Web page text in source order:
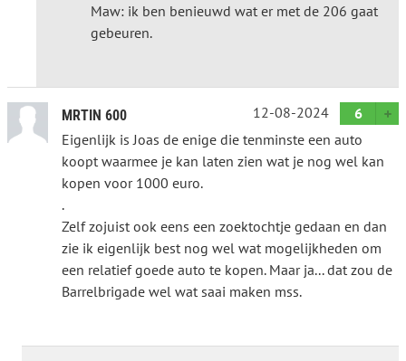
Maw: ik ben benieuwd wat er met de 206 gaat
gebeuren.
MRTIN 600 12-08-2024
6
Eigenlijk is Joas de enige die tenminste een auto
koopt waarmee je kan laten zien wat je nog wel kan
kopen voor 1000 euro.
.
Zelf zojuist ook eens een zoektochtje gedaan en dan
zie ik eigenlijk best nog wel wat mogelijkheden om
een relatief goede auto te kopen. Maar ja... dat zou de
Barrelbrigade wel wat saai maken mss.